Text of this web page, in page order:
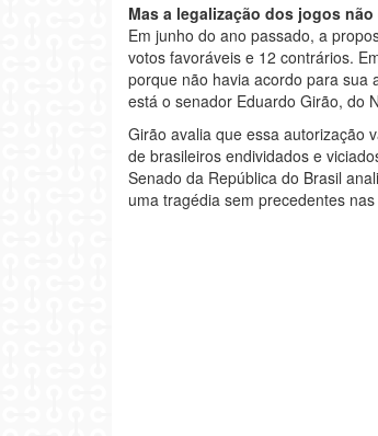
Mas a legalização dos jogos
Em junho do ano passado, a
votos favoráveis e 12 contrários.
porque não havia acordo para sua
está o senador Eduardo Girão, do
Girão avalia que essa autorização
de brasileiros endividados e
Senado da República do Brasil
uma tragédia sem precedentes